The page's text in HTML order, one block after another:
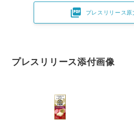
 プレスリリース
プレスリリース添付画像